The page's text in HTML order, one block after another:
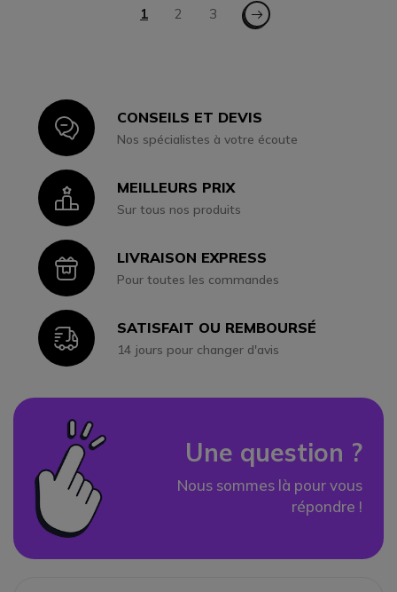
PageVous lisez actuellement la page
1 Page
2 Page
3 Page - Suiv.
IconCONSEILS ET DEVIS
Nos spécialistes à votre écoute
IconMEILLEURS PRIX
Sur tous nos produits
IconLIVRAISON EXPRESS
Pour toutes les commandes
IconSATISFAIT OU REMBOURSÉ
14 jours pour changer d'avis
Une question ?
Nous sommes là pour vous
répondre !